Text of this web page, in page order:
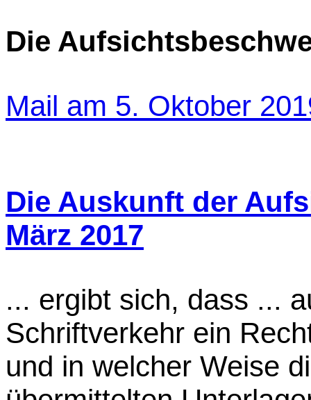
Die
Mail am 5. Oktober
Die Auskunft der
März 2017
... ergibt sich, dass ...
Schriftverkehr ein
und in welcher Weise